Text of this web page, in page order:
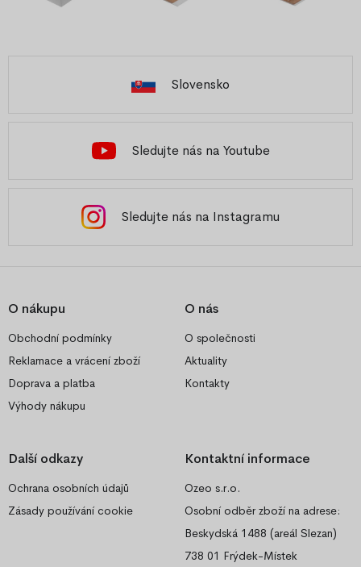
Slovensko
Sledujte nás na Youtube
Sledujte nás na Instagramu
O nákupu
Obchodní podmínky
Reklamace a vrácení zboží
Doprava a platba
Výhody nákupu
O nás
O společnosti
Aktuality
Kontakty
Další odkazy
Ochrana osobních údajů
Zásady používání cookie
Kontaktní informace
Ozeo s.r.o.
Osobní odběr zboží na adrese:
Beskydská 1488 (areál Slezan)
738 01 Frýdek-Místek